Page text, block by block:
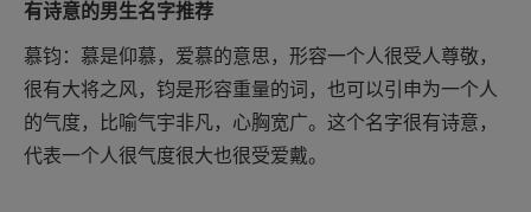
有诗意的男生名字推荐
慕钧：慕是仰慕，爱慕的意思，形容一个人很受人尊敬，
很有大将之风，钧是形容重量的词，也可以引申为一个人
的气度，比喻气宇非凡，心胸宽广。这个名字很有诗意，
代表一个人很气度很大也很受爱戴。